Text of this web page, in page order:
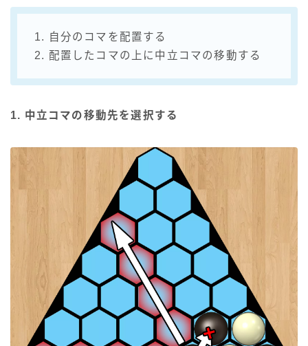
1. 自分のコマを配置する
2. 配置したコマの上に中立コマの移動する
1. 中立コマの移動先を選択する